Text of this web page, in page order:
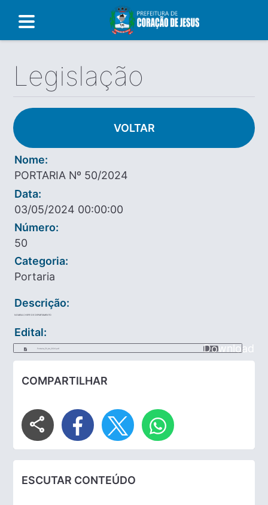
Legislação
VOLTAR
Nome:
PORTARIA Nº 50/2024
Data:
03/05/2024 00:00:00
Número:
50
Categoria:
Portaria
Descrição:
NOMEIA CHEFE DE DEPARTAMENTO
Edital:
Portaria_50_de_2024.pdf Download
COMPARTILHAR
share
ESCUTAR CONTEÚDO